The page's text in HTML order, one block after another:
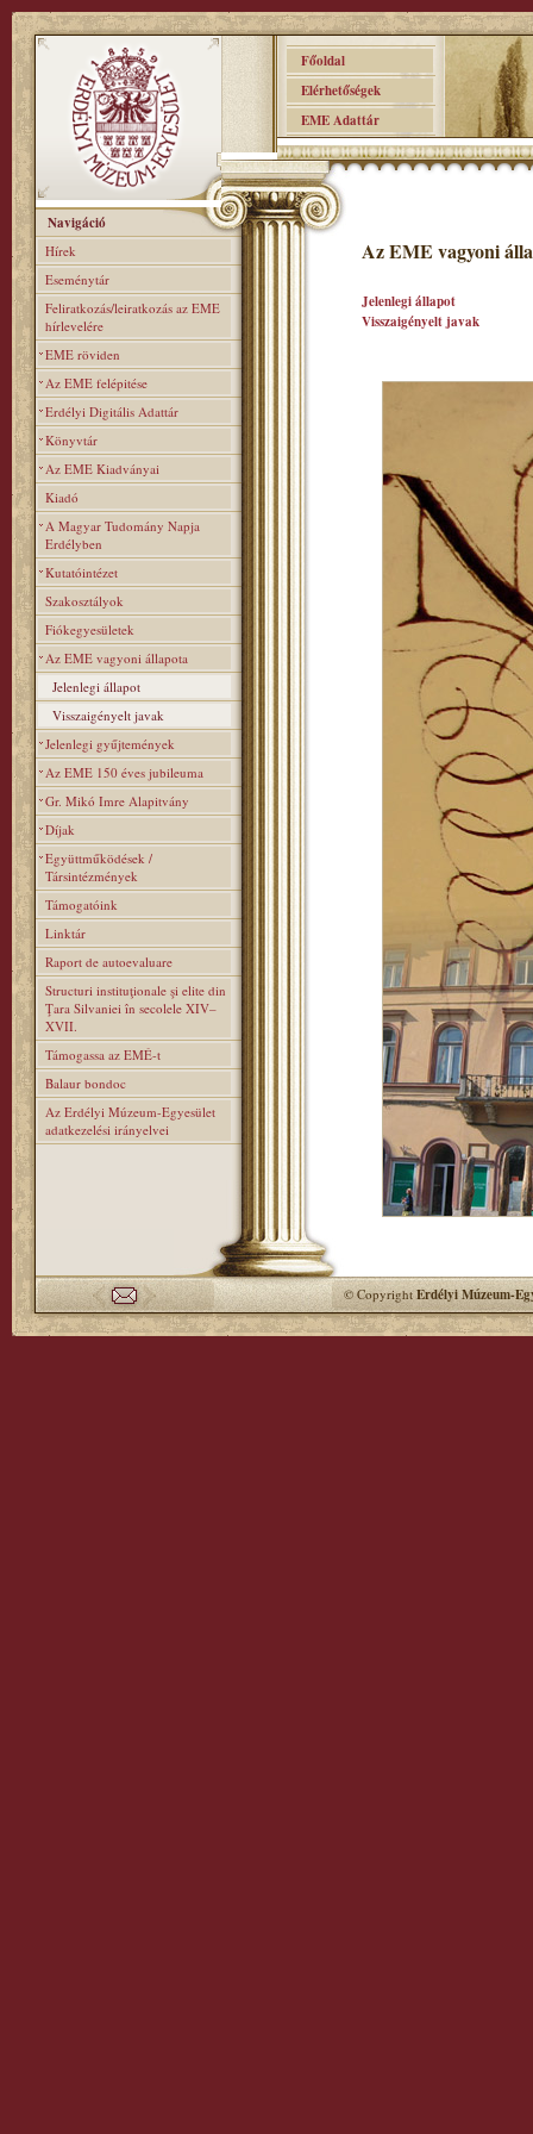
Főoldal
Elérhetőségek
EME Adattár
Navigáció
Hírek
Eseménytár
Feliratkozás/leiratkozás az EME
hírlevelére
EME röviden
Az EME felépitése
Erdélyi Digitális Adattár
Könyvtár
Az EME Kiadványai
Kiadó
A Magyar Tudomány Napja
Erdélyben
Kutatóintézet
Szakosztályok
Fiókegyesületek
Az EME vagyoni állapota
Jelenlegi állapot
Visszaigényelt javak
Jelenlegi gyűjtemények
Az EME 150 éves jubileuma
Gr. Mikó Imre Alapitvány
Díjak
Együttműködések /
Társintézmények
Támogatóink
Linktár
Raport de autoevaluare
Structuri instituţionale şi elite din
Ţara Silvaniei în secolele XIV–
XVII.
Támogassa az EMÉ-t
Balaur bondoc
Az Erdélyi Múzeum-Egyesület
adatkezelési irányelvei
Az EME vagyoni
Jelenlegi állapot
Visszaigényelt javak
© CopyrightErdélyi Múzeum-